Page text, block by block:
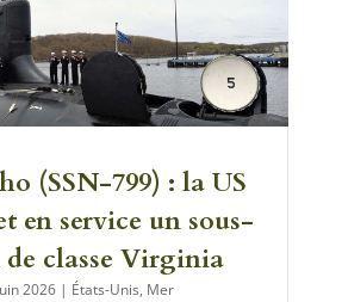
(SSN-799) : la US
en service un sous-
classe Virginia
2026 | États-Unis, Mer